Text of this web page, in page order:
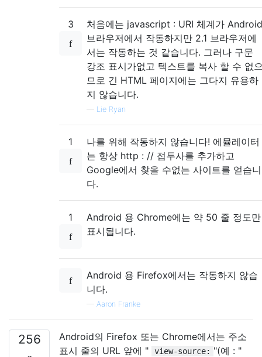
3
처음에는 javascript : URI 체계가 Android
브라우저에서 작동하지만 2.1 브라우저에
서는 작동하는 것 같습니다. 그러나 구문
강조 표시가없고 텍스트를 복사 할 수 없
므로 긴 HTML 페이지에는 그다지 유용하
지 않습니다.
— Lie Ryan
1
나를 위해 작동하지 않습니다! 에뮬레이터
는 항상 http : // 접두사를 추가하고
Google에서 찾을 수없는 사이트를 얻습니
다.
1
Android 용 Chrome에는 약 50 줄 정도만
표시됩니다.
Android 용 Firefox에서는 작동하지 않습
니다.
— Aaron Franke
256
Android의 Firefox 또는 Chrome에서는 주소
표시 줄의 URL 앞에 "
view-source: "(예 : "